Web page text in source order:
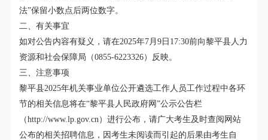
法”保留小数点后两位数字。
二、有关事宜
如对公告内容有疑义 ， 请在2025年7月 9日 17:30前向黎平县人力
资源和社会保障局 （0855-6223326）反映。
三、注意事项
黎平县2025年机关事业单位公开遴选工作人员工作过程中各环
节的相关信息将在“黎平县人民政府网”公示公告栏
（http://www.lp.gov.cn）进行公布， 请广大考生及时查阅网站
公布的相关招聘信息 ， 因考生未阅读而引起的后果由考生自